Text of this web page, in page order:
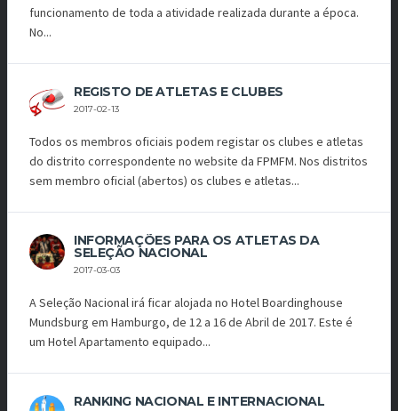
funcionamento de toda a atividade realizada durante a época.
No...
REGISTO DE ATLETAS E CLUBES
2017-02-13
Todos os membros oficiais podem registar os clubes e atletas
do distrito correspondente no website da FPMFM. Nos distritos
sem membro oficial (abertos) os clubes e atletas...
INFORMAÇÕES PARA OS ATLETAS DA
SELEÇÃO NACIONAL
2017-03-03
A Seleção Nacional irá ficar alojada no Hotel Boardinghouse
Mundsburg em Hamburgo, de 12 a 16 de Abril de 2017. Este é
um Hotel Apartamento equipado...
RANKING NACIONAL E INTERNACIONAL